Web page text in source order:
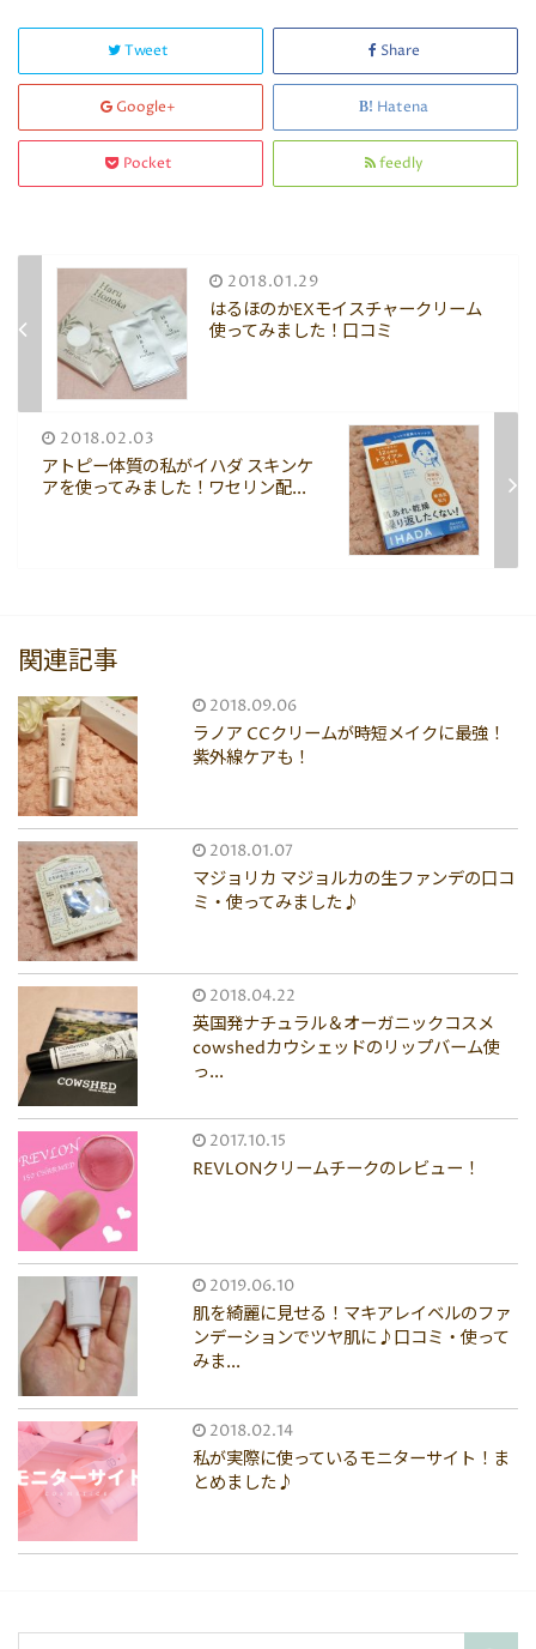
Tweet Share
Google+ Hatena
Pocket feedly
2018.01.29
はるほのかEXモイスチャークリーム
使ってみました！口コミ
2018.02.03
アトピー体質の私がイハダ スキンケ
アを使ってみました！ワセリン配...
関連記事
2018.09.06
ラノア CCクリームが時短メイクに最強！
紫外線ケアも！
2018.01.07
マジョリカ マジョルカの生ファンデの口コ
ミ・使ってみました♪
2018.04.22
英国発ナチュラル＆オーガニックコスメ
cowshedカウシェッドのリップバーム使
っ...
2017.10.15
REVLONクリームチークのレビュー！
2019.06.10
肌を綺麗に見せる！マキアレイベルのファ
ンデーションでツヤ肌に♪口コミ・使って
みま...
2018.02.14
私が実際に使っているモニターサイト！ま
とめました♪